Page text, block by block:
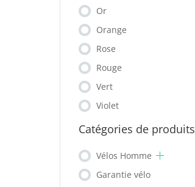
Or
Orange
Rose
Rouge
Vert
Violet
Catégories de produits
Vélos Homme
Garantie vélo